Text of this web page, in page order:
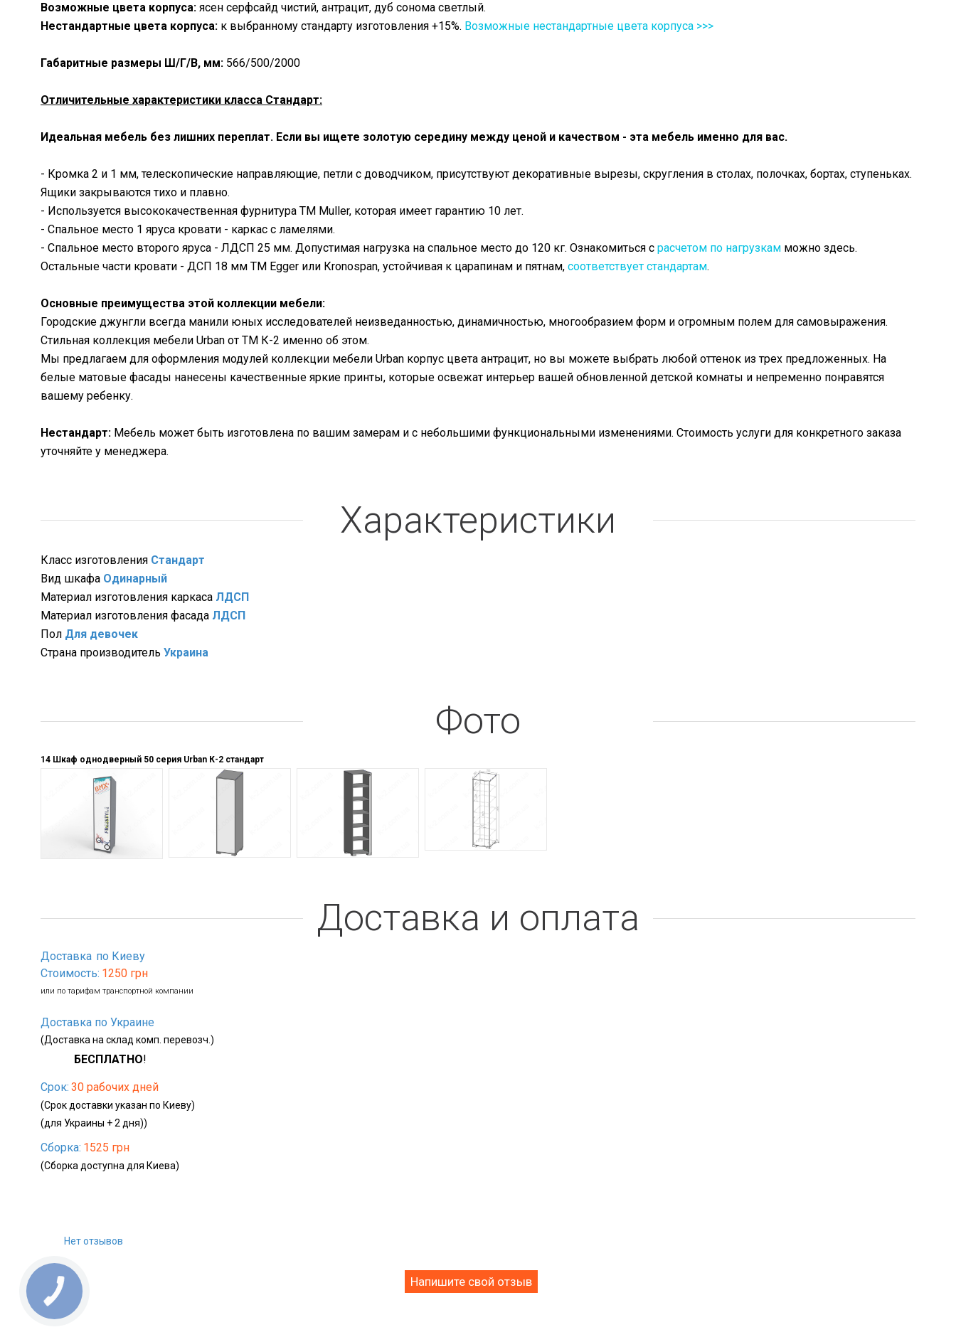
Возможные цвета корпуса: ясен серфсайд чистий, антрацит, дуб сонома светлый.
Нестандартные цвета корпуса: к выбранному стандарту изготовления +15%. Возможные нестандартные цвета корпуса >>>
Габаритные размеры Ш/Г/В, мм: 566/500/2000
Отличительные характеристики класса Стандарт:
Идеальная мебель без лишних переплат. Если вы ищете золотую середину между ценой и качеством - эта мебель именно для вас.
- Кромка 2 и 1 мм, телескопические направляющие, петли с доводчиком, присутствуют декоративные вырезы, скругления в столах, полочках, бортах, ступеньках.
Ящики закрываются тихо и плавно.
- Используется высококачественная фурнитура ТМ Muller, которая имеет гарантию 10 лет.
- Спальное место 1 яруса кровати - каркас с ламелями.
- Спальное место второго яруса - ЛДСП 25 мм. Допустимая нагрузка на спальное место до 120 кг. Ознакомиться с расчетом по нагрузкам можно здесь.
Остальные части кровати - ДСП 18 мм ТМ Egger или Кronospan, устойчивая к царапинам и пятнам, соответствует стандартам.
Основные преимущества этой коллекции мебели:
Городские джунгли всегда манили юных исследователей неизведанностью, динамичностью, многообразием форм и огромным полем для самовыражения.
Стильная коллекция мебели Urban от ТМ К-2 именно об этом.
Мы предлагаем для оформления модулей коллекции мебели Urban корпус цвета антрацит, но вы можете выбрать любой оттенок из трех предложенных. На
белые матовые фасады нанесены качественные яркие принты, которые освежат интерьер вашей обновленной детской комнаты и непременно понравятся
вашему ребенку.
Нестандарт: Мебель может быть изготовлена по вашим замерам и с небольшими функциональными изменениями. Стоимость услуги для конкретного заказа
уточняйте у менеджера.
Характеристики
Класс изготовления Стандарт
Вид шкафа Одинарный
Материал изготовления каркаса ЛДСП
Материал изготовления фасада ЛДСП
Пол Для девочек
Страна производитель Украина
Фото
14 Шкаф однодверный 50 серия Urban К-2 стандарт
Доставка и оплата
Доставка по Киеву
Стоимость: 1250 грн
или по тарифам транспортной компании
Доставка по Украине
(Доставка на склад комп. перевозч.)
БЕСПЛАТНО!
Срок: 30 рабочих дней
(Срок доставки указан по Киеву)
(для Украины + 2 дня))
Сборка: 1525 грн
(Сборка доступна для Киева)
Нет отзывов
Напишите свой отзыв